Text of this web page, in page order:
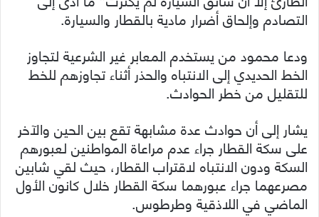
التصادم وإلحاق أضرار مادية بالقطار والسيارة.
ودعا محمود من يستخدم المعابر غير الشرعية لتجاوز
الخط الحديدي إلى الانتباه والحذر أثناء تجاوزهم للخط
للتقليل من خطر الحوادث.
يشار إلى أن حوادث عدة مشابهة تقع بين الحين والآخر
على سكة القطار جراء عدم مراعاة المواطنين لعبورهم
السكة ودون الانتباه لاقتراب القطار، حيث لقي شابين
مصرعهما جراء عبورهما سكة القطار خلال كانون الأول
الماضي في اللاذقية وطرطوس.